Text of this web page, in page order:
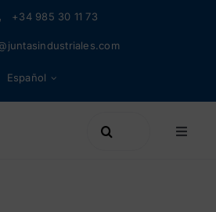
+34 985 30 11 73
Español
Toggle